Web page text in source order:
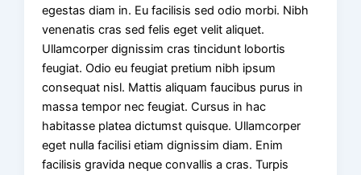
egestas diam in. Eu facilisis sed odio morbi. Nibh
venenatis cras sed felis eget velit aliquet.
Ullamcorper dignissim cras tincidunt lobortis
feugiat. Odio eu feugiat pretium nibh ipsum
consequat nisl. Mattis aliquam faucibus purus in
massa tempor nec feugiat. Cursus in hac
habitasse platea dictumst quisque. Ullamcorper
eget nulla facilisi etiam dignissim diam. Enim
facilisis gravida neque convallis a cras. Turpis